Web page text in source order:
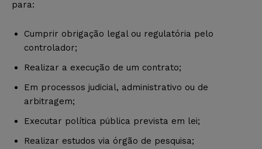
para:
Cumprir obrigação legal ou regulatória pelo
controlador;
Realizar a execução de um contrato;
Em processos judicial, administrativo ou de
arbitragem;
Executar política pública prevista em lei;
Realizar estudos via órgão de pesquisa;